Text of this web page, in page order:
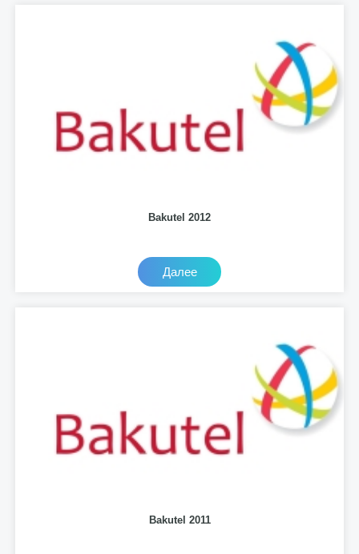
Bakutel 2012
Далее
Bakutel 2011